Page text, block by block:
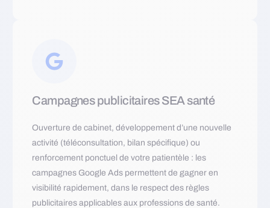
Campagnes publicitaires SEA santé
Ouverture de cabinet, développement d’une nouvelle
activité (téléconsultation, bilan spécifique) ou
renforcement ponctuel de votre patientèle : les
campagnes Google Ads permettent de gagner en
visibilité rapidement, dans le respect des règles
publicitaires applicables aux professions de santé.